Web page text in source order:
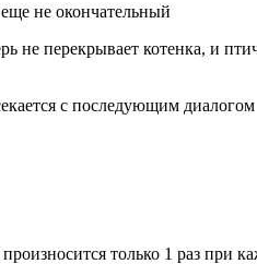
еще не окончательный
перекрывает котенка, и
с последующим диалогом
только 1 раз при